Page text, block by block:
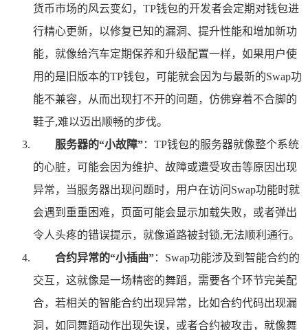
货币市场的风云变幻，TP钱包的开发者会定期对钱包进
行精心更新，以修复已知的漏洞、提升性能和增加新功
能，就像给汽车定期保养和升级配置一样，如果用户使
用的是旧版本的TP钱包，可能就会因为与最新的Swap功
能不兼容，从而出现打不开的问题，仿佛穿着不合脚的
鞋子,难以迈出顺畅的步伐。
服务器的“小故障”：TP钱包的服务器就像整个系统
的心脏，可能会因为维护、故障或遭受攻击等原因出现
异常，当服务器出现问题时，用户在访问Swap功能时就
会遇到重重困难，页面可能会显示加载失败，或者弹出
令人头疼的错误提示，就像道路被封锁,无法顺利通行。
合约异常的“小插曲”：Swap功能涉及到智能合约的
交互，这就像是一场精密的舞蹈，需要各个环节完美配
合，若相关的智能合约出现异常，比如合约代码出现漏
洞，如同舞蹈动作出现失误，或者合约被攻击，就像舞